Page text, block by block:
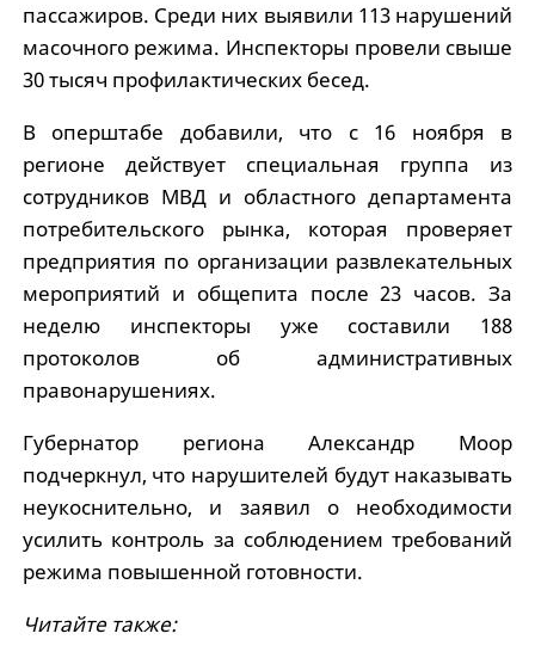
пассажиров. Среди них выявили 113 нарушений
масочного режима. Инспекторы провели свыше
30 тысяч профилактических бесед.
В оперштабе добавили, что с 16 ноября в
регионе действует специальная группа из
сотрудников МВД и областного департамента
потребительского рынка, которая проверяет
предприятия по организации развлекательных
мероприятий и общепита после 23 часов. За
неделю инспекторы уже составили 188
протоколов об административных
правонарушениях.
Губернатор региона Александр Моор
подчеркнул, что нарушителей будут наказывать
неукоснительно, и заявил о необходимости
усилить контроль за соблюдением требований
режима повышенной готовности.
Читайте также: